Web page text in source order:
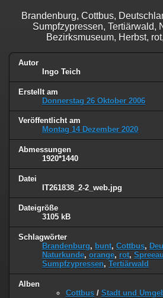
Brandenburg, Cottbus,
Sumpfzypressen, Tertiärwald,
Bezirksmuseum, Herbst,
Autor
Ingo Teich
Erstellt am
Donnerstag 26 Oktober 2006
Veröffentlicht am
Montag 14 Dezember 2020
Abmessungen
1920*1440
Datei
IT261838_2-2_web.jpg
Dateigröße
3105 kB
Schlagwörter
Brandenburg, bunt, Cottbus,
Naturkunde, orange, rot,
Sumpfzypressen, Tertiärwald
Alben
Cottbus / Stadt und